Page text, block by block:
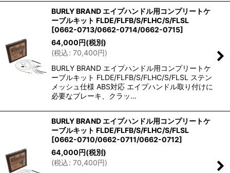
BURLY BRAND エイプハンドル用コンプリートケ
ーブルキット FLDE/FLFB/S/FLHC/S/FLSL
[0662-0713/0662-0714/0662-0715]
64,000円(税別)
(税込: 70,400円)
BURLY BRAND エイプハンドル用コンプリートケ
ーブルキット FLDE/FLFB/S/FLHC/S/FLSL ステン
メッシュ仕様 ABS対応 エイプハンドル取り付けに
必要なブレーキ、クラッ…
BURLY BRAND エイプハンドル用コンプリートケ
ーブルキット FLDE/FLFB/S/FLHC/S/FLSL
[0662-0710/0662-0711/0662-0712]
64,000円(税別)
(税込: 70,400円)